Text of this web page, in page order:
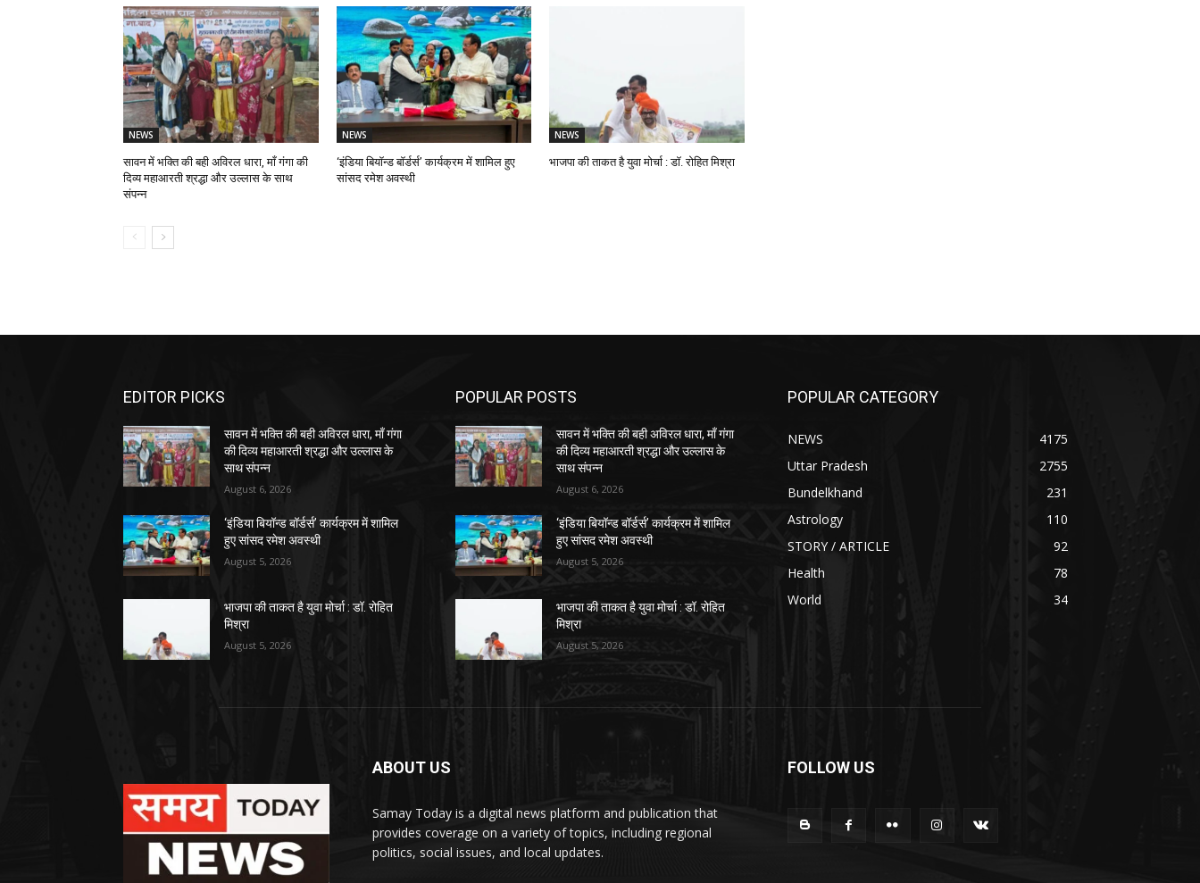
NEWS
सावन में भक्ति की बही अविरल धारा, माँ गंगा की
दिव्य महाआरती श्रद्धा और उल्लास के साथ
संपन्न
NEWS
‘इंडिया बियॉन्ड बॉर्डर्स’ कार्यक्रम में शामिल हुए
सांसद रमेश अवस्थी
NEWS
भाजपा की ताकत है युवा मोर्चा : डॉ. रोहित मिश्रा
EDITOR PICKS
सावन में भक्ति की बही अविरल धारा, माँ गंगा
की दिव्य महाआरती श्रद्धा और उल्लास के
साथ संपन्न
August 6, 2026
‘इंडिया बियॉन्ड बॉर्डर्स’ कार्यक्रम में शामिल
हुए सांसद रमेश अवस्थी
August 5, 2026
भाजपा की ताकत है युवा मोर्चा : डॉ. रोहित
मिश्रा
August 5, 2026
POPULAR POSTS
सावन में भक्ति की बही अविरल धारा, माँ गंगा
की दिव्य महाआरती श्रद्धा और उल्लास के
साथ संपन्न
August 6, 2026
‘इंडिया बियॉन्ड बॉर्डर्स’ कार्यक्रम में शामिल
हुए सांसद रमेश अवस्थी
August 5, 2026
भाजपा की ताकत है युवा मोर्चा : डॉ. रोहित
मिश्रा
August 5, 2026
POPULAR CATEGORY
NEWS
4175
Uttar Pradesh
2755
Bundelkhand
231
Astrology
110
STORY / ARTICLE
92
Health
78
World
34
ABOUT US
Samay Today is a digital news platform and publication that
provides coverage on a variety of topics, including regional
politics, social issues, and local updates.
FOLLOW US